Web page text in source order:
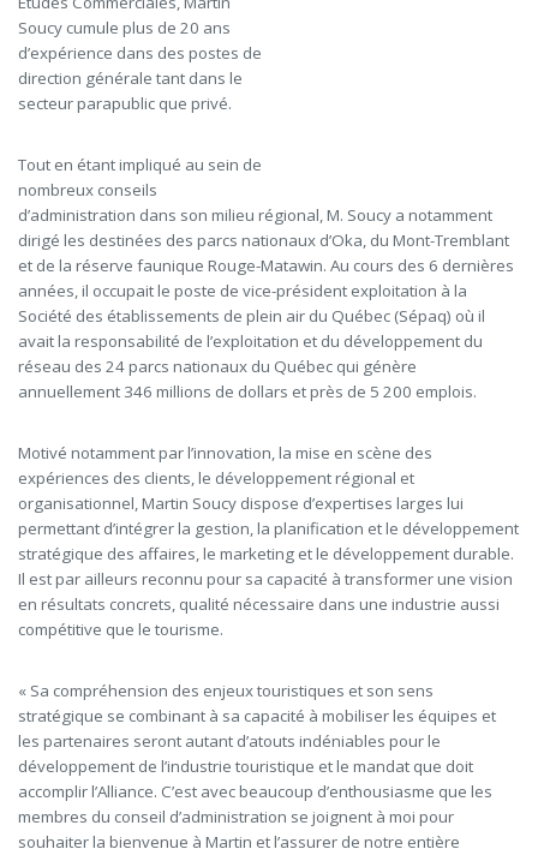
Soucy cumule plus de 20 ans
d’expérience dans des postes de
direction générale tant dans le
secteur parapublic que privé.
Tout en étant impliqué au sein de
nombreux conseils
d’administration dans son milieu régional, M. Soucy a notamment
dirigé les destinées des parcs nationaux d’Oka, du Mont-Tremblant
et de la réserve faunique Rouge-Matawin. Au cours des 6 dernières
années, il occupait le poste de vice-président exploitation à la
Société des établissements de plein air du Québec (Sépaq) où il
avait la responsabilité de l’exploitation et du développement du
réseau des 24 parcs nationaux du Québec qui génère
annuellement 346 millions de dollars et près de 5 200 emplois.
Motivé notamment par l’innovation, la mise en scène des
expériences des clients, le développement régional et
organisationnel, Martin Soucy dispose d’expertises larges lui
permettant d’intégrer la gestion, la planification et le développement
stratégique des affaires, le marketing et le développement durable.
Il est par ailleurs reconnu pour sa capacité à transformer une vision
en résultats concrets, qualité nécessaire dans une industrie aussi
compétitive que le tourisme.
« Sa compréhension des enjeux touristiques et son sens
stratégique se combinant à sa capacité à mobiliser les équipes et
les partenaires seront autant d’atouts indéniables pour le
développement de l’industrie touristique et le mandat que doit
accomplir l’Alliance. C’est avec beaucoup d’enthousiasme que les
membres du conseil d’administration se joignent à moi pour
souhaiter la bienvenue à Martin et l’assurer de notre entière